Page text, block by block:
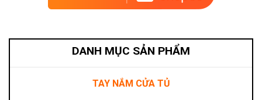
DANH MỤC SẢN PHẨM
TAY NẮM CỬA TỦ